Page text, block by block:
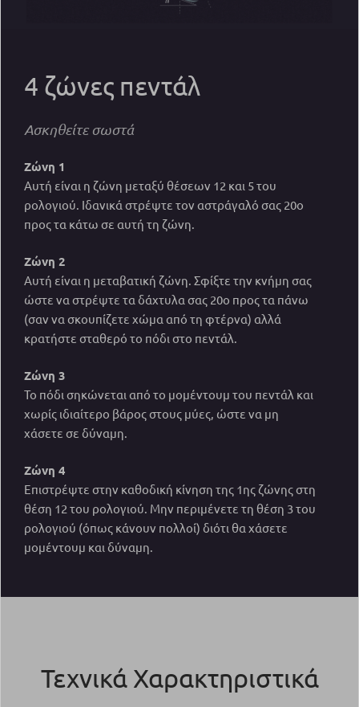
4 ζώνες πεντάλ
Ασκηθείτε σωστά
Ζώνη 1
Αυτή είναι η ζώνη μεταξύ θέσεων 12 και 5 του
ρολογιού. Ιδανικά στρέψτε τον αστράγαλό σας 20o
προς τα κάτω σε αυτή τη ζώνη.
Ζώνη 2
Αυτή είναι η μεταβατική ζώνη. Σφίξτε την κνήμη σας
ώστε να στρέψτε τα δάχτυλα σας 20o προς τα πάνω
(σαν να σκουπίζετε χώμα από τη φτέρνα) αλλά
κρατήστε σταθερό το πόδι στο πεντάλ.
Ζώνη 3
Το πόδι σηκώνεται από το μομέντουμ του πεντάλ και
χωρίς ιδιαίτερο βάρος στους μύες, ώστε να μη
χάσετε σε δύναμη.
Ζώνη 4
Επιστρέψτε στην καθοδική κίνηση της 1ης ζώνης στη
θέση 12 του ρολογιού. Μην περιμένετε τη θέση 3 του
ρολογιού (όπως κάνουν πολλοί) διότι θα χάσετε
μομέντουμ και δύναμη.
Τεχνικά Χαρακτηριστικά